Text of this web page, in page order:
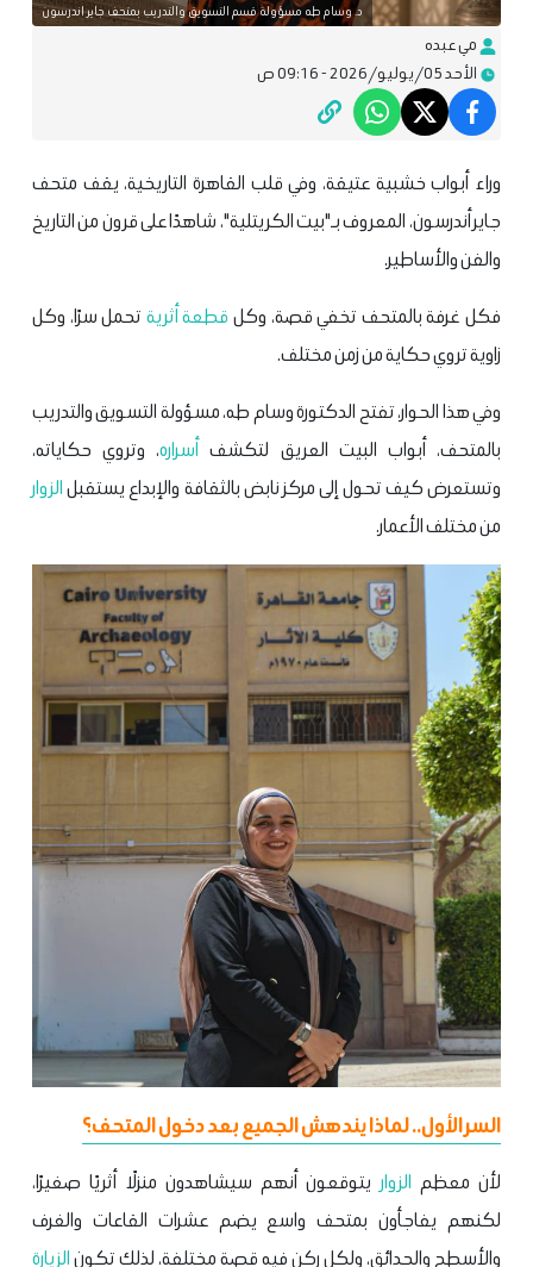
د. وسام طه مسؤولة قسم التسويق والتدريب بمتحف جاير اندرسون
مي عبده
الأحد 05/يوليو/2026 - 09:16 ص
وراء أبواب خشبية عتيقة، وفي قلب القاهرة التاريخية، يقف متحف
جاير أندرسون، المعروف بـ"بيت الكريتلية"، شاهدًا على قرون من التاريخ
والفن والأساطير.
فكل غرفة بالمتحف تخفي قصة، وكل قطعة أثرية تحمل سرًا، وكل
زاوية تروي حكاية من زمن مختلف.
وفي هذا الحوار، تفتح الدكتورة وسام طه، مسؤولة التسويق والتدريب
بالمتحف، أبواب البيت العريق لتكشف أسراره، وتروي حكاياته،
وتستعرض كيف تحول إلى مركز نابض بالثقافة والإبداع يستقبلالزوار
من مختلف الأعمار.
السر الأول.. لماذا يندهش الجميع بعد دخول المتحف؟
لأن معظم الزوار يتوقعون أنهم سيشاهدون منزلًا أثريًا صغيرًا،
لكنهم يفاجأون بمتحف واسع يضم عشرات القاعات والغرف
والأسطح والحدائق، ولكل ركن فيه قصة مختلفة، لذلك تكونالزيارة